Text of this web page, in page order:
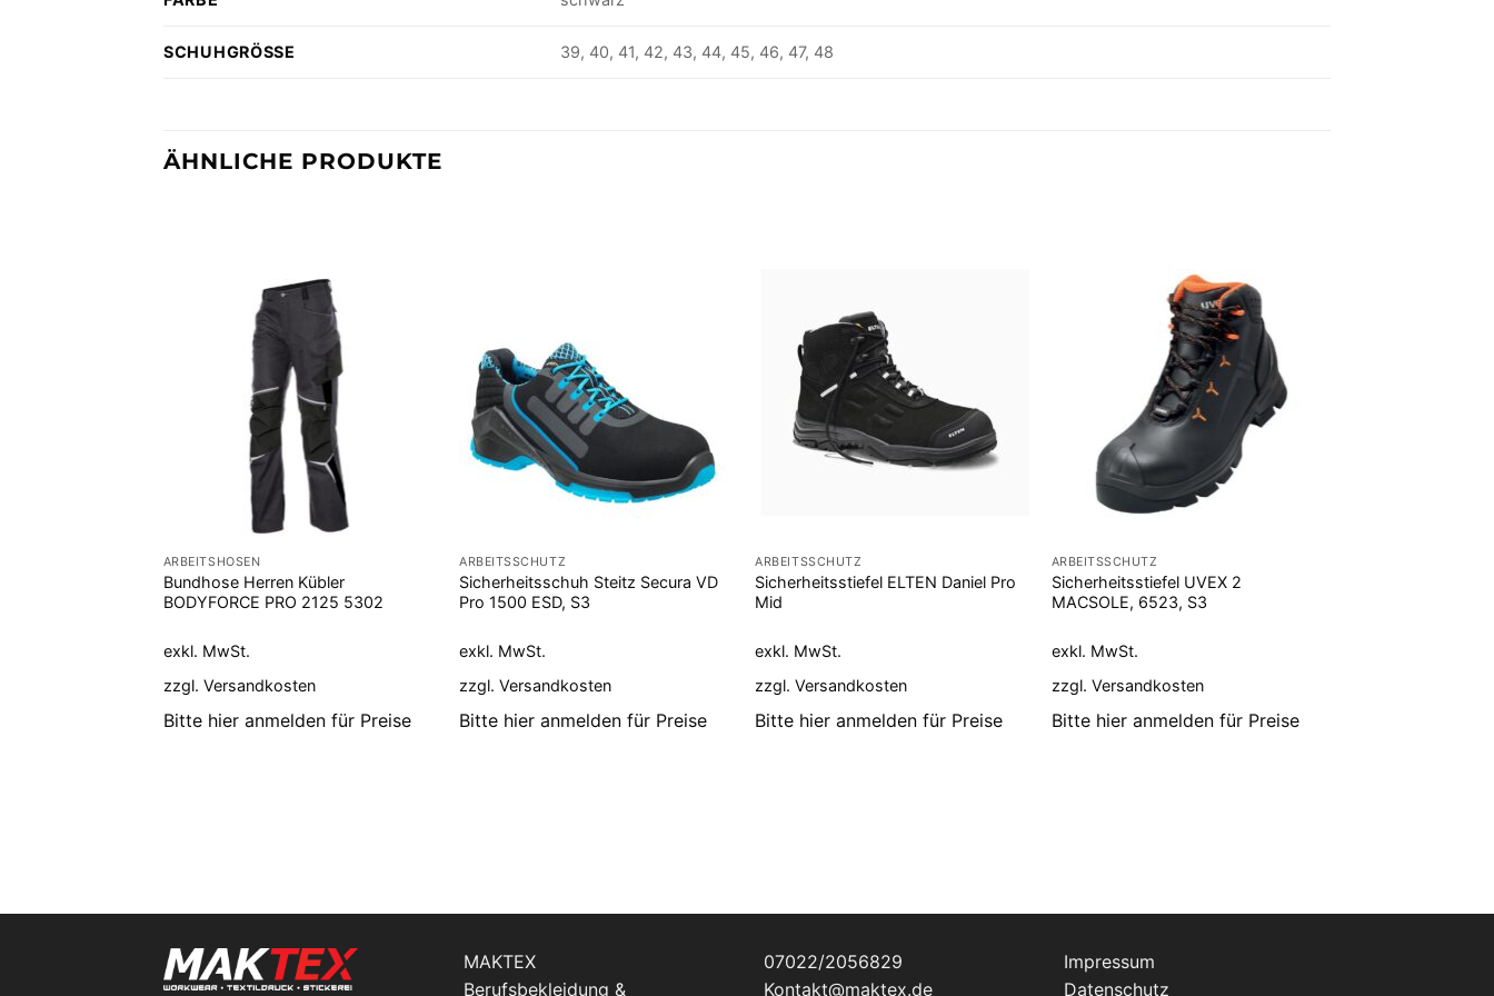
SCHUHGRÖSSE 39, 40, 41, 42, 43, 44, 45, 46, 47, 48
ÄHNLICHE PRODUKTE
ARBEITSHOSEN
Bundhose Herren Kübler
BODYFORCE PRO 2125 5302
exkl. MwSt.
zzgl. Versandkosten
Bitte hier anmelden für Preise
ARBEITSSCHUTZ
Sicherheitsschuh Steitz Secura VD
Pro 1500 ESD, S3
exkl. MwSt.
zzgl.Versandkosten
Bitte hier anmelden für Preise
ARBEITSSCHUTZ
Sicherheitsstiefel ELTEN Daniel Pro
Mid
exkl. MwSt.
zzgl.Versandkosten
Bitte hier anmelden für Preise
ARBEITSSCHUTZ
Sicherheitsstiefel UVEX 2
MACSOLE, 6523, S3
exkl. MwSt.
zzgl. Versandkosten
Bitte hier anmelden für Preise
MAKTEX
Berufsbekleidung &
07022/2056829
Kontakt@maktex.de
Impressum
Datenschutz